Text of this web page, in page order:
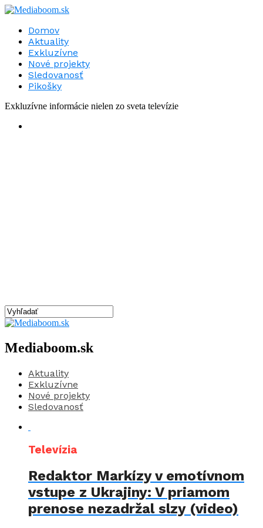
Domov
Aktuality
Exkluzívne
Nové projekty
Sledovanosť
Pikošky
Exkluzívne informácie nielen zo sveta televízie
Mediaboom.sk
Aktuality
Exkluzívne
Nové projekty
Sledovanosť
Televízia
Redaktor Markízy v emotívnom
vstupe z Ukrajiny: V priamom
prenose nezadržal slzy (video)